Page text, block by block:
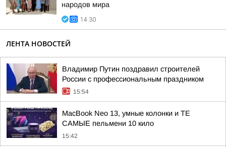
народов мира
14:30
ЛЕНТА НОВОСТЕЙ
Владимир Путин поздравил строителей
России с профессиональным праздником
15:54
MacBook Neo 13, умные колонки и ТЕ
САМЫЕ пельмени 10 кило
15:42